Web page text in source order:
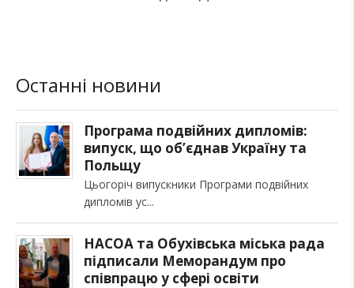
Останні новини
Програма подвійних дипломів:
випуск, що об’єднав Україну та
Польщу
Цьогоріч випускники Програми подвійних
дипломів ус
НАСОА та Обухівська міська рада
підписали Меморандум про
співпрацю у сфері освіти